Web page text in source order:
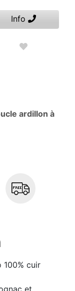
Info
ardillon à
100% cuir
et